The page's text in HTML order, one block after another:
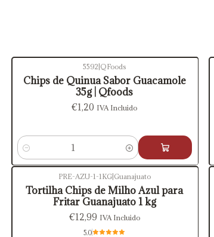
5592 QFoods
Chips de Quinua Sabor Guacamole
35g | Qfoods
€1,20 IVA Incluido
Cantidad
PRE-AZU-1-1KG| Guanajuato
Tortilha Chips de Milho Azul para
Fritar Guanajuato 1 kg
€12,99 IVA Incluido
5.0